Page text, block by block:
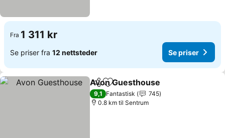
Fra 1 311 kr
Se priser fra 12 nettsteder Se priser
Del Legg til i favoritter
Avon Guesthouse
9,1 Fantastisk
745
0.8 km til Sentrum